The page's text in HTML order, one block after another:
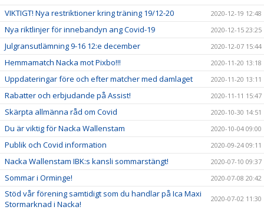
VIKTIGT! Nya restriktioner kring träning 19/12-20 2020-12-19 12:48
Nya riktlinjer för innebandyn ang Covid-19 2020-12-15 23:25
Julgransutlämning 9-16 12:e december 2020-12-07 15:44
Hemmamatch Nacka mot Pixbo!!! 2020-11-20 13:18
Uppdateringar före och efter matcher med damlaget 2020-11-20 13:11
Rabatter och erbjudande på Assist! 2020-11-11 15:47
Skärpta allmänna råd om Covid 2020-10-30 14:51
Du är viktig för Nacka Wallenstam 2020-10-04 09:00
Publik och Covid information 2020-09-24 09:11
Nacka Wallenstam IBK:s kansli sommarstängt! 2020-07-10 09:37
Sommar i Orminge! 2020-07-08 20:42
Stöd vår förening samtidigt som du handlar på Ica Maxi
Stormarknad i Nacka!
2020-07-02 11:30